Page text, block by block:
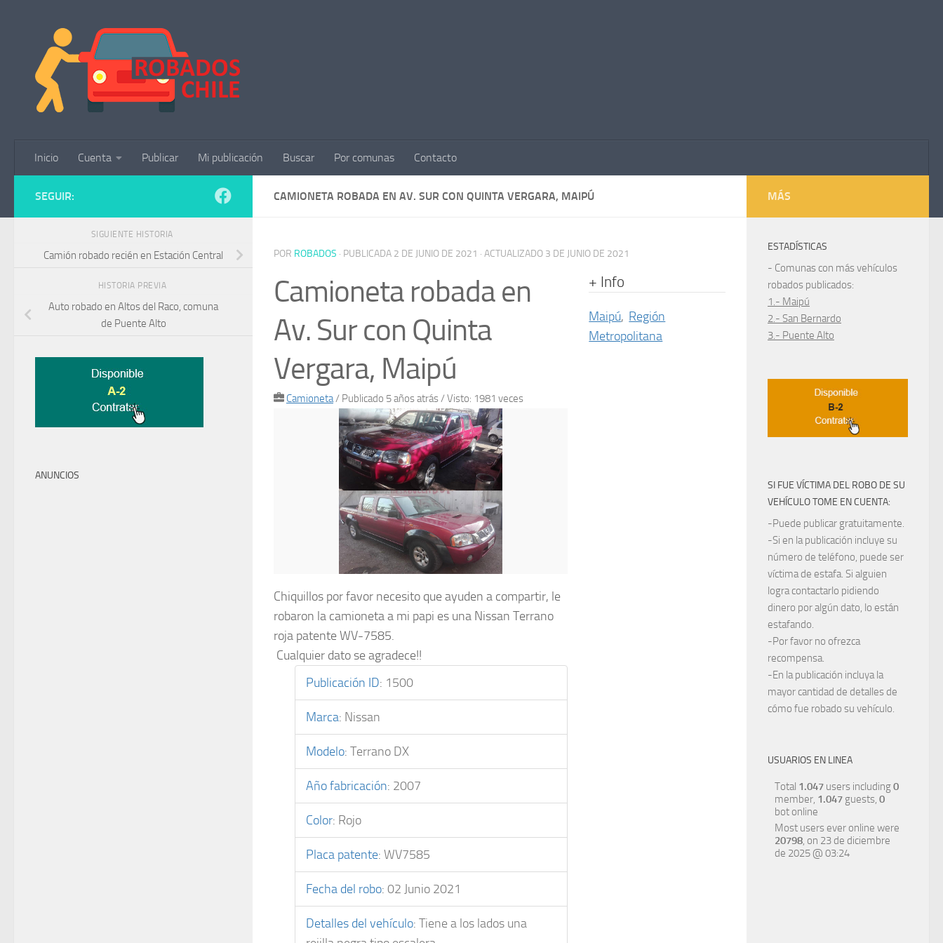
Inicio Cuenta Publicar Mi publicación Buscar Por comunas Contacto
CAMIONETA ROBADA EN AV. SUR CON QUINTA VERGARA, MAIPÚ
POR ROBADOS · PUBLICADA 2 DE JUNIO DE 2021 · ACTUALIZADO 3 DE JUNIO DE 2021
Camioneta robada en
Av. Sur con Quinta
Vergara, Maipú
Camioneta/ Publicado 5 años atrás/ Visto: 1981 veces
Chiquillos por favor necesito que ayuden a compartir, le
robaron la camioneta a mi papi es una Nissan Terrano
roja patente WV-7585.
Cualquier dato se agradece!!
Publicación ID: 1500
Marca: Nissan
Modelo: Terrano DX
Año fabricación: 2007
Color: Rojo
Placa patente: WV7585
Fecha del robo: 02 Junio 2021
Detalles del vehículo: Tiene a los lados una
+ Info
Maipú, Región
Metropolitana
SEGUIR:
SIGUIENTE HISTORIA
Camión robado recién en Estación Central
HISTORIA PREVIA
Auto robado en Altos del Raco, comuna
de Puente Alto
ANUNCIOS
MÁS
ESTADÍSTICAS
- Comunas con más vehículos
robados publicados:
1.- Maipú
2.- San Bernardo
3.- Puente Alto
SI FUE VÍCTIMA DEL ROBO DE SU
VEHÍCULO TOME EN CUENTA:
-Puede publicar gratuitamente.
-Si en la publicación incluye su
número de teléfono, puede ser
víctima de estafa. Si alguien
logra contactarlo pidiendo
dinero por algún dato, lo están
estafando.
-Por favor no ofrezca
recompensa.
-En la publicación incluya la
mayor cantidad de detalles de
cómo fue robado su vehículo.
USUARIOS EN LINEA
Total 1.047 users including0
member, 1.047 guests, 0
bot online
Most users ever online were
20798, on 23 de diciembre
de 2025 @ 03:24